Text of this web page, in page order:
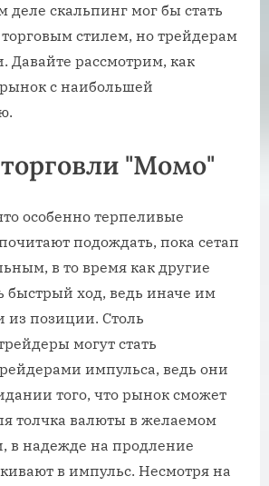
деле скальпинг мог бы стать
стилем, но трейдерам
рассмотрим, как
с наибольшей
"Момо"
особенно терпеливые
подождать, пока сетап
в то время как другие
быстрый ход, ведь иначе им
из позиции. Столь
могут стать
импульса, ведь они
того, что рынок сможет
толчка валюты в желаемом
в надежде на продление
в импульс. Несмотря на